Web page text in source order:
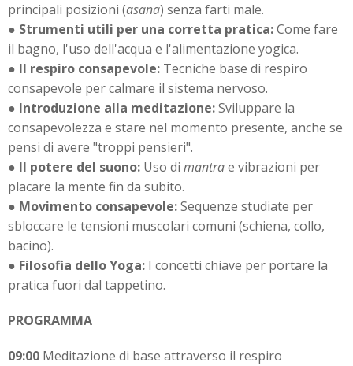
principali posizioni (asana) senza farti male.
● Strumenti utili per una corretta pratica:Come fare
il bagno, l'uso dell'acqua e l'alimentazione yogica.
● Il respiro consapevole: Tecniche base di respiro
consapevole per calmare il sistema nervoso.
● Introduzione alla meditazione:Sviluppare la
consapevolezza e stare nel momento presente, anche se
pensi di avere "troppi pensieri".
● Il potere del suono: Uso di mantrae vibrazioni per
placare la mente fin da subito.
● Movimento consapevole:Sequenze studiate per
sbloccare le tensioni muscolari comuni (schiena, collo,
bacino).
● Filosofia dello Yoga: I concetti chiave per portare la
pratica fuori dal tappetino.
PROGRAMMA
09:00 Meditazione di base attraverso il respiro